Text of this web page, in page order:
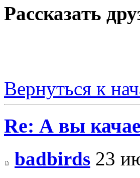
Рассказать
Вернуться к
Re: А вы
badbirds 23